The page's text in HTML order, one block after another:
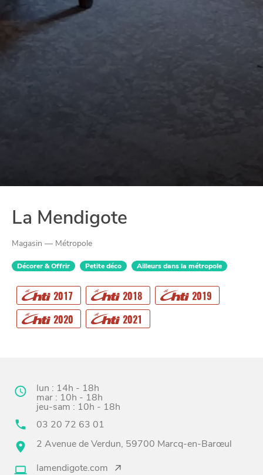
La Mendigote
Magasin — Métropole
Décorer & Offrir Petite déco Ailleurs dans la métropole
2017 2018
2019
2020
2021
lun : 14h - 18h
mar : 10h - 18h
jeu-sam : 10h - 18h
03 20 72 63 01
2 Avenue de Verdun, 59700 Marcq-en-Barœul
lamendigote.com
CHTITE